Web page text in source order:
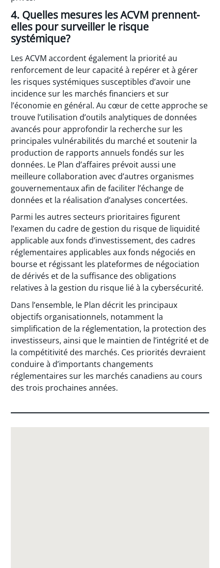
4. Quelles mesures les ACVM prennent-
elles pour surveiller le risque
systémique?
Les ACVM accordent également la priorité au
renforcement de leur capacité à repérer et à gérer
les risques systémiques susceptibles d’avoir une
incidence sur les marchés financiers et sur
l’économie en général. Au cœur de cette approche se
trouve l’utilisation d’outils analytiques de données
avancés pour approfondir la recherche sur les
principales vulnérabilités du marché et soutenir la
production de rapports annuels fondés sur les
données. Le Plan d’affaires prévoit aussi une
meilleure collaboration avec d’autres organismes
gouvernementaux afin de faciliter l’échange de
données et la réalisation d’analyses concertées.
Parmi les autres secteurs prioritaires figurent
l’examen du cadre de gestion du risque de liquidité
applicable aux fonds d’investissement, des cadres
réglementaires applicables aux fonds négociés en
bourse et régissant les plateformes de négociation
de dérivés et de la suffisance des obligations
relatives à la gestion du risque lié à la cybersécurité.
Dans l’ensemble, le Plan décrit les principaux
objectifs organisationnels, notamment la
simplification de la réglementation, la protection des
investisseurs, ainsi que le maintien de l’intégrité et de
la compétitivité des marchés. Ces priorités devraient
conduire à d’importants changements
réglementaires sur les marchés canadiens au cours
des trois prochaines années.